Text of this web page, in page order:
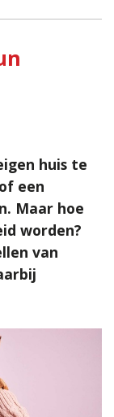
huis te
een
Maar hoe
worden?
van